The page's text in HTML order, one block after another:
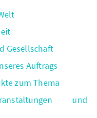
Gesellschaft
Auftrags
zum Thema
und